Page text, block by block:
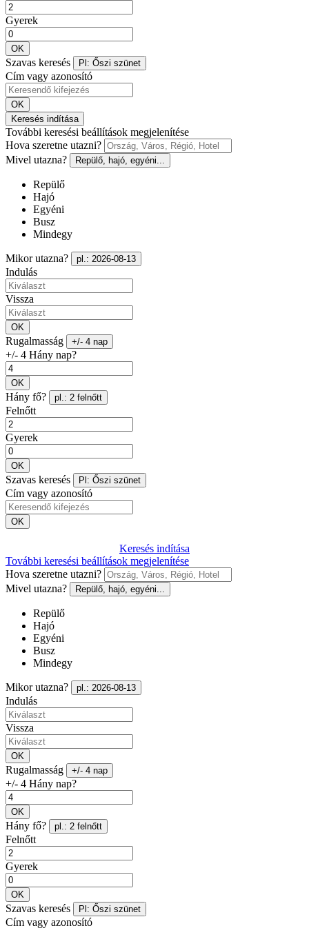
Gyerek
OK
Szavas keresés Pl: Őszi szünet
Cím vagy azonosító
OK
Keresés indítása
További keresési beállítások megjelenítése
Hova szeretne utazni?
Mivel utazna?
Repülő, hajó, egyéni...
Repülő
Hajó
Egyéni
Busz
Mindegy
Mikor utazna? pl.: 2026-08-13
Indulás
Vissza
OK
Rugalmasság +/- 4 nap
+/- 4 Hány nap?
OK
Hány fő? pl.: 2 felnőtt
Felnőtt
Gyerek
OK
Szavas keresés Pl: Őszi szünet
Cím vagy azonosító
OK
Keresés indítása
További keresési beállítások megjelenítése
Hova szeretne utazni?
Mivel utazna?
Repülő, hajó, egyéni...
Repülő
Hajó
Egyéni
Busz
Mindegy
Mikor utazna? pl.: 2026-08-13
Indulás
Vissza
OK
Rugalmasság +/- 4 nap
+/- 4 Hány nap?
OK
Hány fő? pl.: 2 felnőtt
Felnőtt
Gyerek
OK
Szavas keresés Pl: Őszi szünet
Cím vagy azonosító